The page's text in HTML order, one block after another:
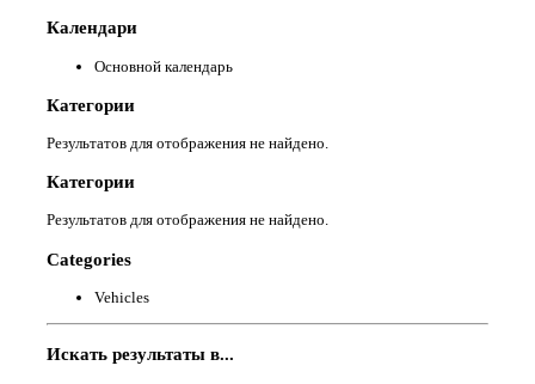
Календари
Основной календарь
Категории
Результатов для отображения не найдено.
Категории
Результатов для отображения не найдено.
Categories
Vehicles
Искать результаты в...